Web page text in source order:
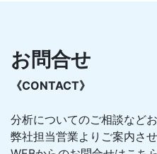
お問合せ
《CONTACT》
分析についてのご相談など
弊社担当営業よりご案内させ